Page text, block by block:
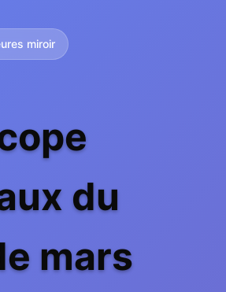
miroir
du
mars